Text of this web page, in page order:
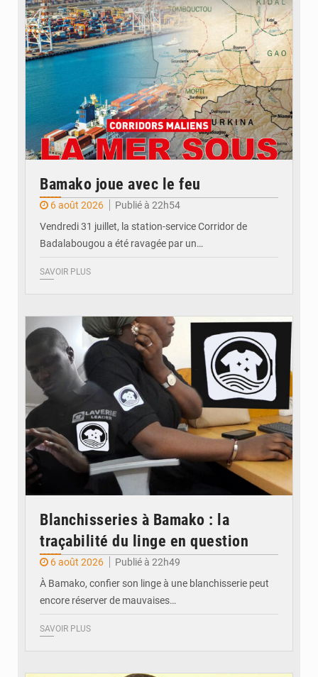
Bamako joue avec le feu
6 août 2026
Publié à 22h54
Vendredi 31 juillet, la station-service Corridor de
Badalabougou a été ravagée par un…
SAVOIR PLUS
Blanchisseries à Bamako : la
traçabilité du linge en question
6 août 2026
Publié à 22h49
À Bamako, confier son linge à une blanchisserie peut
encore réserver de mauvaises…
SAVOIR PLUS